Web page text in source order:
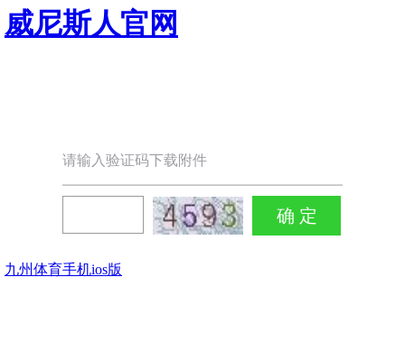
威尼斯人官网
请输入验证码下载附件
九州体育手机ios版